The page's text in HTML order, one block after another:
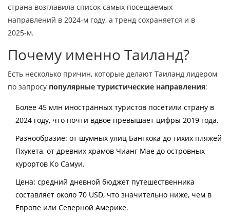
страна возглавила список самых посещаемых
направлений в 2024‑м году, а тренд сохраняется и в
2025‑м.
Почему именно Таиланд?
Есть несколько причин, которые делают Таиланд лидером
по запросу популярные туристические направления:
Более 45 млн иностранных туристов посетили страну в
2024 году, что почти вдвое превышает цифры 2019 года.
Разнообразие: от шумных улиц Бангкока до тихих пляжей
Пхукета, от древних храмов Чианг Мае до островных
курортов Ко Самуи.
Цена: средний дневной бюджет путешественника
составляет около 70 USD, что значительно ниже, чем в
Европе или Северной Америке.